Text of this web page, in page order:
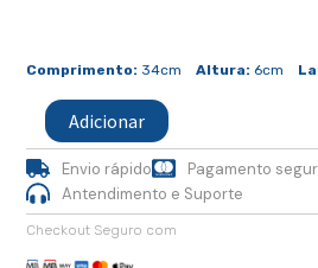
Comprimento: 34cm Altura: 6cm
Travessa
Verde
Agua
Adicionar
Envio rápido
Pagamento
Antendimento e Suporte
Checkout Seguro com